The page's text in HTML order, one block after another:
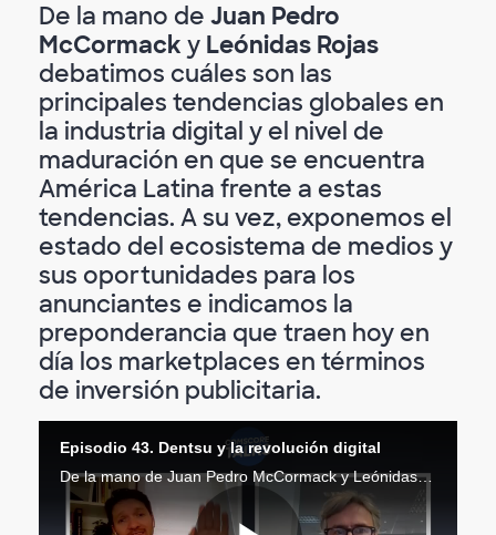
De la mano de Juan Pedro
McCormack y Leónidas Rojas
debatimos cuáles son las
principales tendencias globales en
la industria digital y el nivel de
maduración en que se encuentra
América Latina frente a estas
tendencias. A su vez, exponemos el
estado del ecosistema de medios y
sus oportunidades para los
anunciantes e indicamos la
preponderancia que traen hoy en
día los marketplaces en términos
de inversión publicitaria.
Episodio 43. Dentsu y la revolución digital
De la mano de Juan Pedro McCormack y Leónidas Rojas debatimos cuáles son las principales tendencias globales en la industria digital y el nivel de maduración en que se encuentra América Latina frente a estas tendencias.